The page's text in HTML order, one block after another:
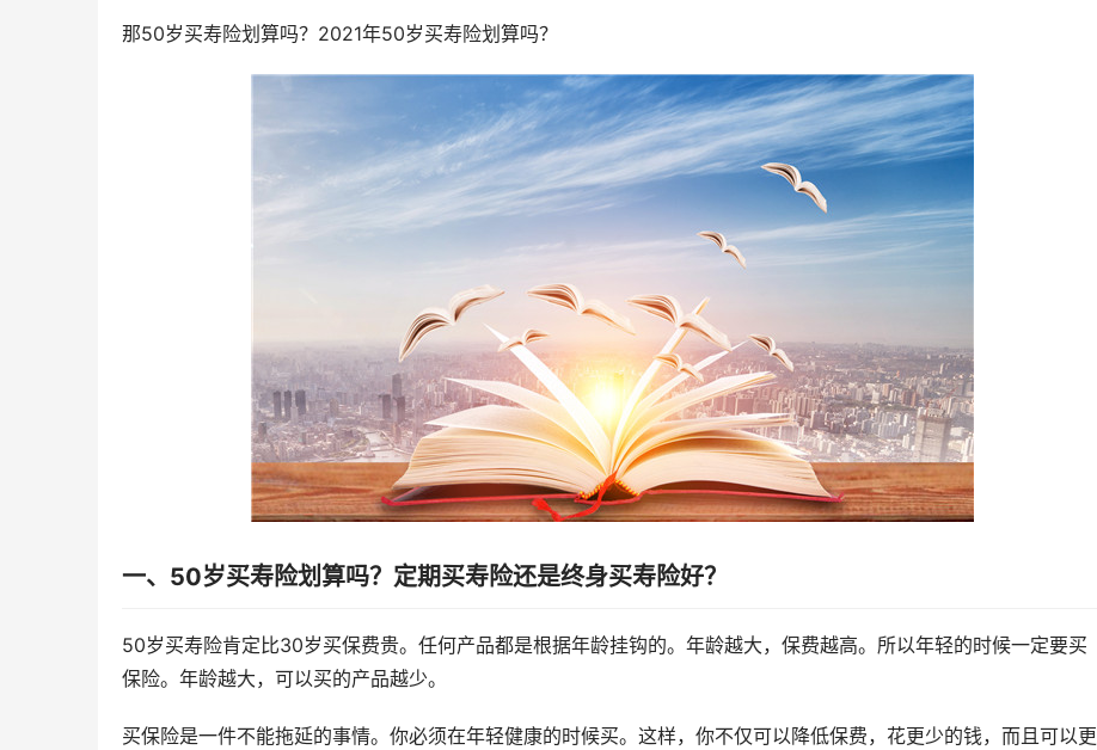
那50岁买寿险划算吗？2021年50岁买寿险划算吗？
一、50岁买寿险划算吗？定期买寿险还是终身买寿险好？
50岁买寿险肯定比30岁买保费贵。任何产品都是根据年龄挂钩的。年龄越大，保费越高。所以年轻的时候一定要买
保险。年龄越大，可以买的产品越少。
买保险是一件不能拖延的事情。你必须在年轻健康的时候买。这样，你不仅可以降低保费，花更少的钱，而且可以更